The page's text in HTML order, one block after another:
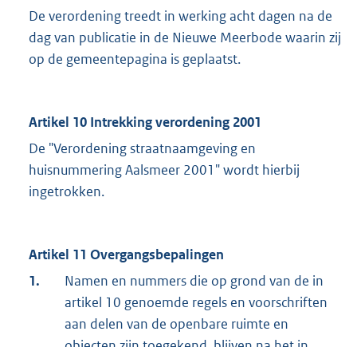
De verordening treedt in werking acht dagen na de
dag van publicatie in de Nieuwe Meerbode waarin zij
op de gemeentepagina is geplaatst.
Artikel 10 Intrekking verordening 2001
De "Verordening straatnaamgeving en
huisnummering Aalsmeer 2001" wordt hierbij
ingetrokken.
Artikel 11 Overgangsbepalingen
1.
Namen en nummers die op grond van de in
artikel 10 genoemde regels en voorschriften
aan delen van de openbare ruimte en